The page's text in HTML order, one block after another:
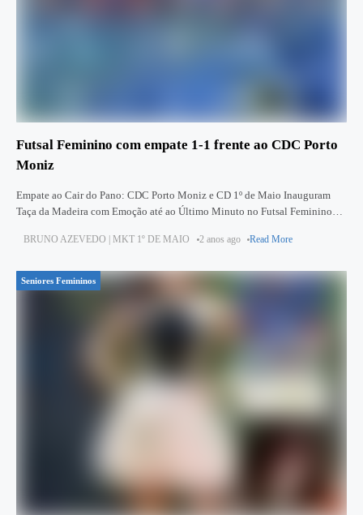
Futsal Feminino com empate 1-1 frente ao CDC Porto
Moniz
Empate ao Cair do Pano: CDC Porto Moniz e CD 1º de Maio Inauguram
Taça da Madeira com Emoção até ao Último Minuto no Futsal Feminino
BRUNO AZEVEDO | MKT 1º DE MAIO 2 anos ago Read More
Seniores Femininos